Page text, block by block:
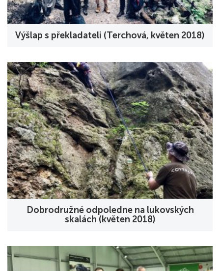
Výšlap s překladateli (Terchová, květen 2018)
Dobrodružné odpoledne na lukovských
skalách (květen 2018)